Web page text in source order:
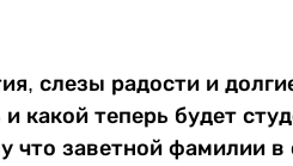
слезы радости и
какой теперь будет
что заветной фамилии в